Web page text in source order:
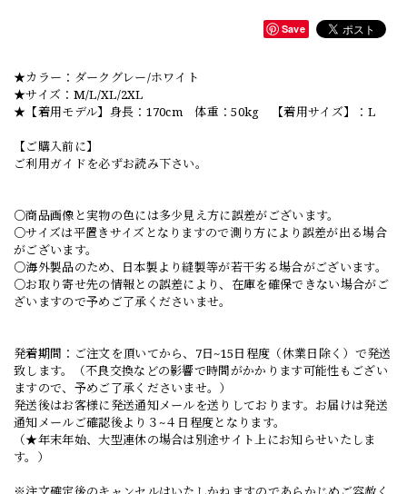
Save
★カラー：ダークグレー/ホワイト
★サイズ：M/L/XL/2XL
★【着用モデル】身長：170cm 体重：50kg 【着用サイズ】：L
【ご購入前に】
ご利用ガイドを必ずお読み下さい。
○商品画像と実物の色には多少見え方に誤差がございます。
○サイズは平置きサイズとなりますので測り方により誤差が出る場合
がございます。
○海外製品のため、日本製より縫製等が若干劣る場合がございます。
○お取り寄せ先の情報との誤差により、在庫を確保できない場合がご
ざいますので予めご了承くださいませ。
発着期間：ご注文を頂いてから、7日~15日程度（休業日除く）で発送
致します。（不良交換などの影響で時間がかかります可能性もござい
ますので、予めご了承くださいませ。）
発送後はお客様に発送通知メールを送りしております。お届けは発送
通知メールご確認後より３~４日程度となります。
（★年末年始、大型連休の場合は別途サイト上にお知らせいたしま
す。）